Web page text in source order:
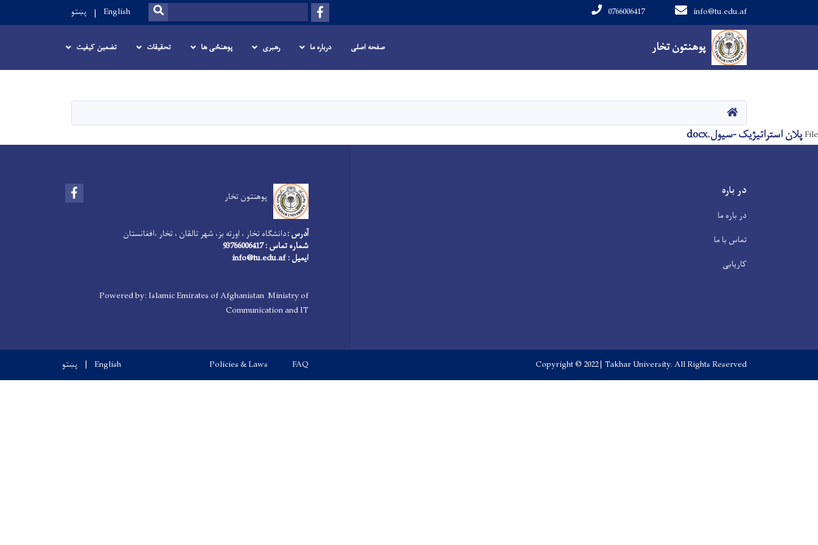
content
پوهنتون تخار
info@tu.edu.af
0766006417
Facebook
Search
SEARCH
English پښتو
Main navigation
پوهنتون تخار صفحه اصلی درباره ما رهبری پوهنځی ها تحقیقات تضمین کیفیت
صفحه اصلی
Fileپلان استراتیژیک -سیول.docx
در باره
در باره ما
تماس با ما
کاریابی
پوهنتون تخار
آدرس :دانشگاه تخار ، اورته بز، شهر تالقان ، تخار ،افغانستان
شماره تماس : 93766006417
ایمیل : info@tu.edu.af
Powered by: Islamic Emirates of Afghanistan Ministry of
Communication and IT
Copyright © 2022 | Takhar University. All Rights Reserved
Footer menu
FAQ
Policies & Laws
English پښتو